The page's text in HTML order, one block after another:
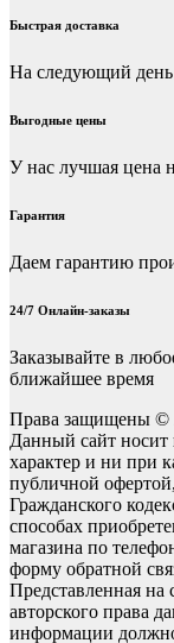
Быстрая доставка
На следующий день
Выгодные цены
У нас лучшая цена
Гарантия
Даем гарантию
24/7 Онлайн-заказы
Заказывайте в
ближайшее время
Права защищены ©
Данный сайт
характер и ни при
публичной
Гражданского
способах
магазина по
форму обратной
Представленная на
авторского права
информации